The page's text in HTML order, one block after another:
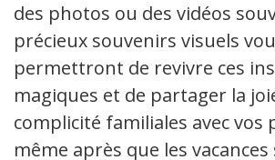
des photos ou des vidéos
précieux souvenirs visuels
permettront de revivre ces
magiques et de partager la
complicité familiales avec vos
même après que les